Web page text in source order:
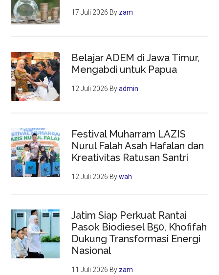
17 Juli 2026 By zam
Belajar ADEM di Jawa Timur,
Mengabdi untuk Papua
12 Juli 2026 Byadmin
Festival Muharram LAZIS
Nurul Falah Asah Hafalan dan
Kreativitas Ratusan Santri
12 Juli 2026 Bywah
Jatim Siap Perkuat Rantai
Pasok Biodiesel B50, Khofifah
Dukung Transformasi Energi
Nasional
11 Juli 2026 By zam